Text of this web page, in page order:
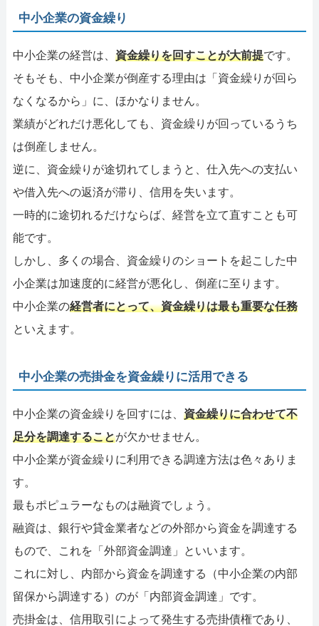
中小企業の資金繰り
中小企業の経営は、 資金繰りを回すことが大前提です。
そもそも、中小企業が倒産する理由は「資金繰りが回ら
なくなるから」に、ほかなりません。
業績がどれだけ悪化しても、資金繰りが回っているうち
は倒産しません。
逆に、資金繰りが途切れてしまうと、仕入先への支払い
や借入先への返済が滞り、信用を失います。
一時的に途切れるだけならば、経営を立て直すことも可
能です。
しかし、多くの場合、資金繰りのショートを起こした中
小企業は加速度的に経営が悪化し、倒産に至ります。
中小企業の経営者にとって、資金繰りは最も重要な任務
といえます。
中小企業の売掛金を資金繰りに活用できる
中小企業の資金繰りを回すには、 資金繰りに合わせて不
足分を調達することが欠かせません。
中小企業が資金繰りに利用できる調達方法は色々ありま
す。
最もポピュラーなものは融資でしょう。
融資は、銀行や貸金業者などの外部から資金を調達する
もので、これを「外部資金調達」といいます。
これに対し、内部から資金を調達する（中小企業の内部
留保から調達する）のが「内部資金調達」です。
売掛金は、信用取引によって発生する売掛債権であり、